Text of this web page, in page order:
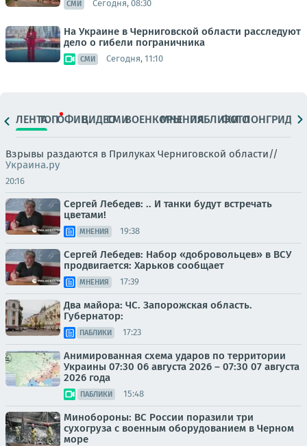
СМИ Сегодня, 08:30
На Украине в Черниговской области расследуют
дело о гибели пограничника
СМИ Сегодня, 11:10
ЛЕНТАТОПОФИЦ.ВИДЕОСМИВОЕНКОРЫМНЕНИЯПАБЛИКИ
ФОТОЛОНГРИДЫ
Взрывы раздаются в Прилуках Черниговской области//
Украина.ру
20:16
Сергей Лебедев: .. И танки будут встречать
цветами!
МНЕНИЯ 19:38
Сергей Лебедев: Набор «добровольцев» в ВСУ
продвигается: Харьков сообщает
МНЕНИЯ 17:39
Два майора: ЧС. Запорожская область.
Губернатор:
ПАБЛИКИ 17:23
Анимированная схема ударов по территории
Украины 07:30 06 августа 2026 – 07:30 07 августа
2026 года
ПАБЛИКИ 15:48
Минобороны: ВС России поразили три
сухогруза с военным оборудованием в Черном
море